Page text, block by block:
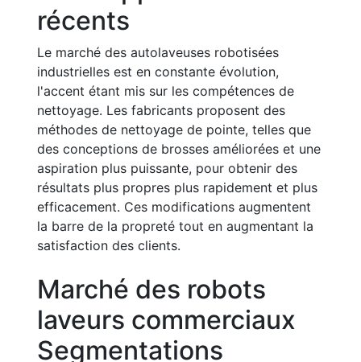
récents
Le marché des autolaveuses robotisées
industrielles est en constante évolution,
l'accent étant mis sur les compétences de
nettoyage. Les fabricants proposent des
méthodes de nettoyage de pointe, telles que
des conceptions de brosses améliorées et une
aspiration plus puissante, pour obtenir des
résultats plus propres plus rapidement et plus
efficacement. Ces modifications augmentent
la barre de la propreté tout en augmentant la
satisfaction des clients.
Marché des robots
laveurs commerciaux
Segmentations